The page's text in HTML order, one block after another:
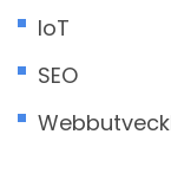
IoT
SEO